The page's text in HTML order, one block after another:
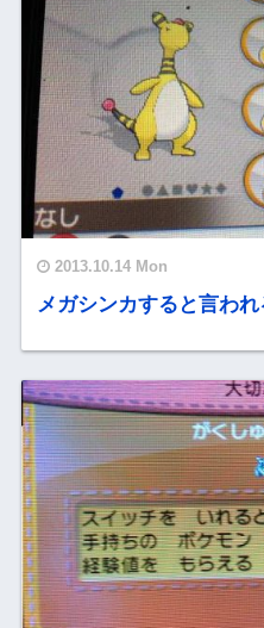
2013.10.14 Mon
メガシンカすると言わ